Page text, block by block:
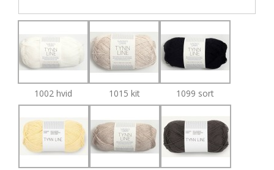
1002 hvid 1015 kit 1099 sort